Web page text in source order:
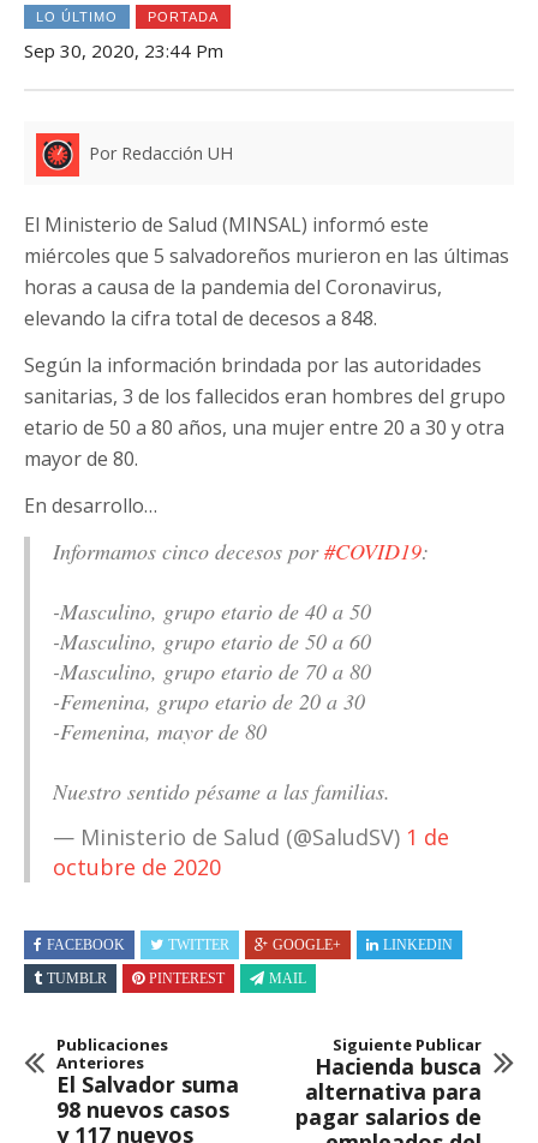
LO ÚLTIMO PORTADA
Sep 30, 2020, 23:44 Pm
Por Redacción UH
El Ministerio de Salud (MINSAL) informó este
miércoles que 5 salvadoreños murieron en las últimas
horas a causa de la pandemia del Coronavirus,
elevando la cifra total de decesos a 848.
Según la información brindada por las autoridades
sanitarias, 3 de los fallecidos eran hombres del grupo
etario de 50 a 80 años, una mujer entre 20 a 30 y otra
mayor de 80.
En desarrollo…
Informamos cinco decesos por#COVID19:
-Masculino, grupo etario de 40 a 50
-Masculino, grupo etario de 50 a 60
-Masculino, grupo etario de 70 a 80
-Femenina, grupo etario de 20 a 30
-Femenina, mayor de 80
Nuestro sentido pésame a las familias.
— Ministerio de Salud (@SaludSV) 1 de
octubre de 2020
FACEBOOK TWITTER GOOGLE+
LINKEDIN
TUMBLR
PINTEREST MAIL
Publicaciones
Anteriores
El Salvador suma
98 nuevos casos
y 117 nuevos
Siguiente Publicar
Hacienda busca
alternativa para
pagar salarios de